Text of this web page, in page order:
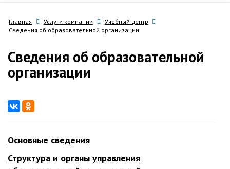
Главная Услуги компании
Учебный центр
Сведения об образовательной организации
Сведения об образовательной
организации
Основные сведения
Структура и органы управления